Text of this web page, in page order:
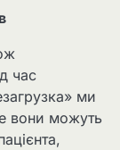
час
ми
вони можуть